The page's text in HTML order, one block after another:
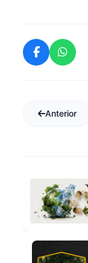
Anterior